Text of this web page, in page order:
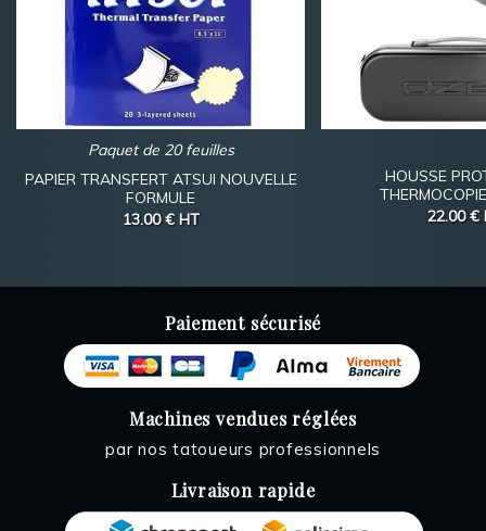
Paquet de 20 feuilles
PAPIER TRANSFERT ATSUI NOUVELLE
FORMULE
13.00 € HT
HOUSSE
22.00 €
Paiement sécurisé
Machines vendues réglées
par nos tatoueurs professionnels
Livraison rapide